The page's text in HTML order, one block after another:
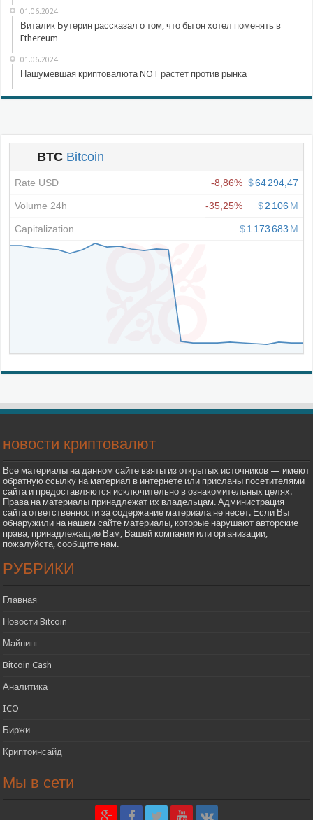
01.06.2024
Виталик Бутерин рассказал о том, что бы он хотел поменять в
Ethereum
01.06.2024
Нашумевшая криптовалюта NOT растет против рынка
новости криптовалют
Все материалы на данном сайте взяты из открытых источников — имеют
обратную ссылку на материал в интернете или присланы посетителями
сайта и предоставляются исключительно в ознакомительных целях.
Права на материалы принадлежат их владельцам. Администрация
сайта ответственности за содержание материала не несет. Если Вы
обнаружили на нашем сайте материалы, которые нарушают авторские
права, принадлежащие Вам, Вашей компании или организации,
пожалуйста, сообщите нам.
РУБРИКИ
Главная
Новости Bitcoin
Майнинг
Bitcoin Cash
Аналитика
ICO
Биржи
Криптоинсайд
Мы в сети